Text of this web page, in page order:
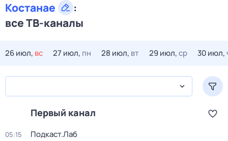
Костанае
:
все ТВ-каналы
26 июл, вс 27 июл, пн 28 июл, вт 29 июл,ср 30 июл,
Первый канал
05:15 Подкаст.Лаб